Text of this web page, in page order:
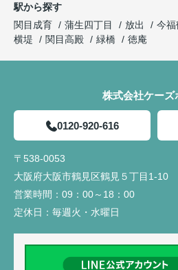
駅から探す
関目成育
蒲生四丁目 放出 今福
横堤
関目高殿 緑橋 徳庵
株式会社ケーズ
0120-920-616
〒538-0053
大阪府大阪市鶴見区鶴見５丁目1-10
営業時間： 09：00～18：00
定休日： 毎週火・水曜日